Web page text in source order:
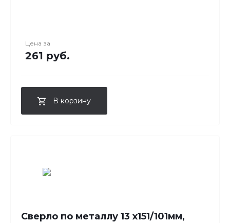
Цена за
261 руб.
В корзину
Сверло по металлу 13 x151/101мм,